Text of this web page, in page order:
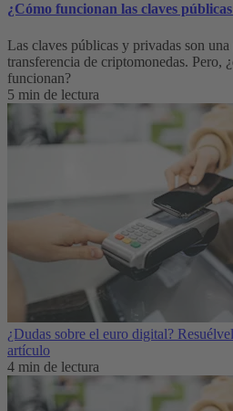
¿Cómo funcionan las claves
Las claves públicas y privadas son
transferencia de criptomonedas. Pero,
funcionan?
5 min de lectura
¿Dudas sobre el euro digital?
artículo
4 min de lectura